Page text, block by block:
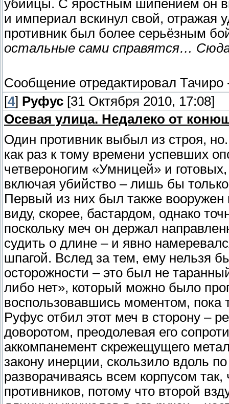
убийцы. С яростным шипением он
и империал вскинул свой, отражая
противник был более серьёзным
остальные сами справятся…
Сообщение отредактировал Тачиро
[4] Руфус [31 Октября 2010, 17:08]
Осевая улица. Недалеко от
Один противник выбыл из строя,
как раз к тому времени успевших
четвероногим «Умницей» и
включая убийство – лишь бы
Первый из них был также
виду, скорее, бастардом, однако
поскольку меч он держал
судить о длине – и явно
шпагой. Вслед за тем, ему нельзя
осторожности – это был не
либо нет», который можно было
воспользовавшись моментом, пока
Руфус отбил этот меч в сторону –
доворотом, преодолевая его
аккомпанемент скрежещущего
закону инерции, скользило вдоль
разворачиваясь всем корпусом
противников, потому что второй